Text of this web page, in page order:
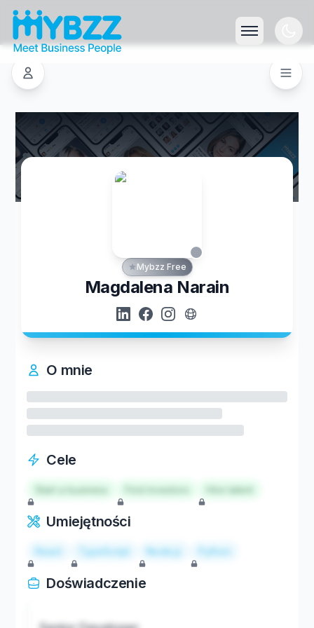
Mybzz Free
Magdalena Narain
O mnie
Cele
Start a business Hire talent
Umiejętności
React TypeScript Node.js Python
Doświadczenie